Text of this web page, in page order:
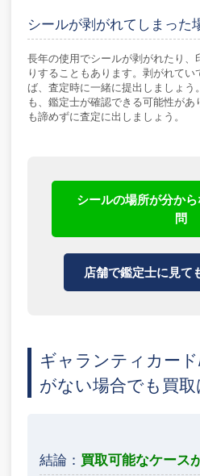
シールが剥がれてしまった
長年の使用でシールが剥がれたり、
りすることもあります。剥がれて
ば、査定時に一緒に提出しましょう
も、鑑定士が確認できる可能性が
も諦めずに査定に出しましょう。
シールの場所が分か
問
店舗で鑑定士に見て
ギャランティカー
がない場合でも買取
結論： 買取可能なケース